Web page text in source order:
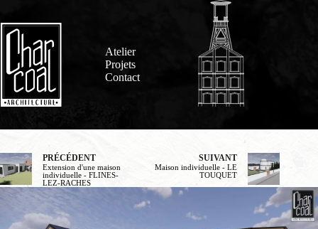
contenu
Atelier
Projets
Contact
PRÉCÉDENT
Extension d'une maison
individuelle - FLINES-
LEZ-RACHES
SUIVANT
Maison individuelle - LE
TOUQUET